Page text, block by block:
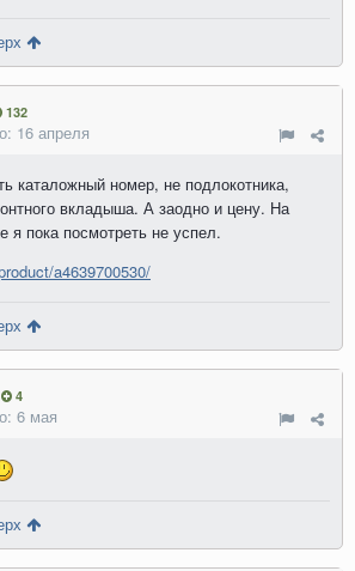
132
16 апреля
каталожный номер, не подлокотника,
вкладыша. А заодно и цену. На
я пока посмотреть не успел.
a4639700530/
4
6 мая